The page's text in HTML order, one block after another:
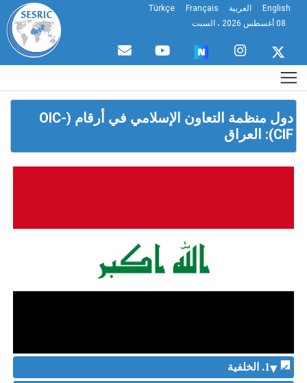
English العربية Français
Türkçe
دول منظمة التعاون الإسلامي في أرقام (OIC-
CIF): العراق
1. الخلفية